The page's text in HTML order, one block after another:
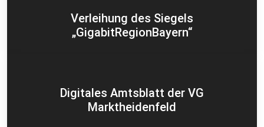
Verleihung des Siegels
„GigabitRegionBayern“
Digitales Amtsblatt der VG
Marktheidenfeld